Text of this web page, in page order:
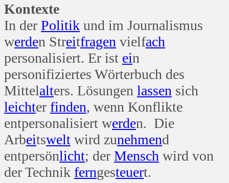
Kontexte
In der Politik und im Journalismus
werden Streitfragen vielfach
personalisiert. Er ist ein
personifiziertes Wörterbuch des
Mittelalters. Lösungen lassen sich
leichter finden, wenn Konflikte
entpersonalisiert werden. Die
Arbeitswelt wird zunehmend
entpersönlicht; der Mensch wird von
der Technik ferngesteuert.